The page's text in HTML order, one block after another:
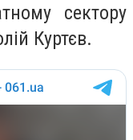
сектору
Куртєв.